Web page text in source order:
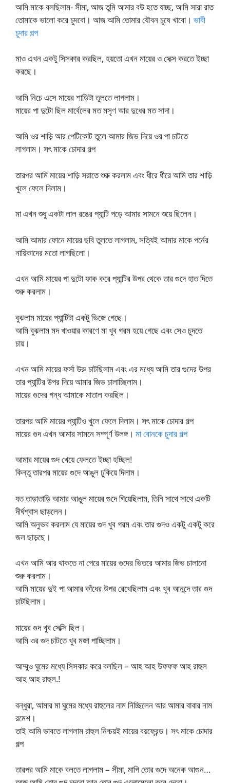
আমি মাকে বলছিলাম- সীমা, আজ তুমি আমার বউ হতে যাচ্ছ, আমি সারা রাত
তোমাকে ভালো করে চুদবো। আজ আমি তোমার যৌবন চুষে খাবো। ভাবী
চুদার গল্প
মাও এখন একটু সিসকার করছিল, হয়তো এখন মায়ের ও সেক্স করতে ইচ্ছা
করছে।
আমি নিচে এসে মায়ের শাড়িটা তুলতে লাগলাম।
মায়ের পা দুটো ছিল মার্বেলের মত মসৃণ আর দুধের মত সাদা।
আমি ওর শাড়ি আর পেটিকোট তুলে আমার জিভ দিয়ে ওর পা চাটতে
লাগলাম। সৎ মাকে চোদার গল্প
তারপর আমি মায়ের শাড়ি সরাতে শুরু করলাম এবং ধীরে ধীরে আমি তার শাড়ি
খুলে ফেলে দিলাম।
মা এখন শুধু একটা লাল রঙের প্যান্টি পড়ে আমার সামনে শুয়ে ছিলেন।
আমি আমার ফোনে মায়ের ছবি তুলতে লাগলাম, সত্যিই আমার মাকে পর্নের
নায়িকাদের মতো লাগছিলো।
এখন আমি মায়ের পা দুটো ফাক করে প্যান্টির উপর থেকে তার গুদে হাত দিতে
শুরু করলাম।
বুঝলাম মায়ের প্যান্টিটা একটু ভিজে গেছে।
আমি বুঝলাম মদ খাওয়ার কারণে মা খুব গরম হয়ে গেছে এবং সেও চুদতে
চায়।
এখন আমি মায়ের ফর্সা উরু চাটছিলাম এবং এর মধ্যে আমি তার গুদের উপর
তার প্যান্টির উপর দিয়ে আমার জিভ চালাচ্ছিলাম।
মায়ের গুদের গন্ধ আমাকে মাতাল করছিল।
তারপর আমি মায়ের প্যান্টিও খুলে ফেলে দিলাম। সৎ মাকে চোদার গল্প
মায়ের গুদ এখন আমার সামনে সম্পূর্ণ উলঙ্গ। মা বোনকে চুদার গল্প
আমার মায়ের গুদ খেয়ে ফেলতে ইচ্ছা হচ্ছিল!
কিন্তু তারপর মায়ের গুদে আঙুল ঢুকিয়ে দিলাম।
যত তাড়াতাড়ি আমার আঙুল মায়ের গুদে গিয়েছিলাম, তিনি সাথে সাথে একটি
দীর্ঘশ্বাস ছাড়লেন।
আমি অনুভব করলাম যে মায়ের গুদ খুব গরম এবং তার গুদও একটু একটু করে
জল ছাড়ছে।
এখন আমি আর থাকতে না পেরে মায়ের গুদের ভিতরে আমার জিভ চালানো
শুরু করলাম।
আমি মায়ের দুই পা আমার কাঁধের উপর রেখেছিলাম এবং খুব আনন্দে তার গুদ
চাটছিলাম।
মায়ের গুদ খুব সেক্সি ছিল।
আমি ওর গুদ চাটতে খুব মজা পাচ্ছিলাম।
আম্মুও ঘুমের মধ্যে সিসকার করে বলছিল – আহ আহ উফফফ আহ রাহুল
আহ আহ রাহুল.!
বন্ধুরা, আমার মা ঘুমের মধ্যে রাহুলের নাম নিচ্ছিলেন আর আমার বাবার নাম
রমেশ।
তাই আমি ভাবতে লাগলাম রাহুল নিশ্চয়ই মায়ের বয়ফ্রেন্ড। সৎ মাকে চোদার
গল্প
তারপর আমি মাকে বলতে লাগলাম – সীমা, মাগি তোর গুদে অনেক আগুন…